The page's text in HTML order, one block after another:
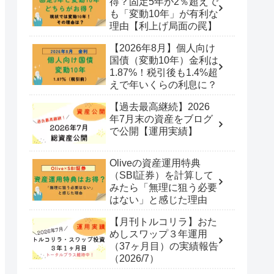
も「変動10年」が有利な
理由【利上げ局面の罠】
【2026年8月】個人向け
国債（変動10年）金利は
1.87%！税引後も1.4%超
えで年いくらの利息に？
【過去最高継続】2026
年7月末の資産をブログ
で公開【運用実績】
Oliveの資産運用特典
（SBI証券）を計算して
みたら「無理に狙う必要
はない」と感じた理由
【月刊トルコリラ】おた
めしスワップ３年運用
（37ヶ月目）の実績報告
（2026/7）